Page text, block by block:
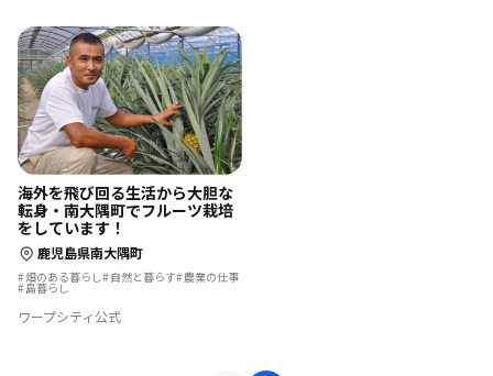
海外を飛び回る生活から大胆な
転身・南大隅町でフルーツ栽培
をしています！
鹿児島県南大隅町
畑のある暮らし 自然と暮らす 農業の仕事
島暮らし
ワープシティ公式